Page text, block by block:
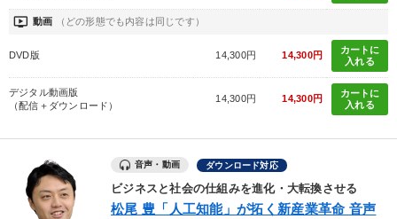
ondemand_video 動画 （どの形態でも内容は同じです）
DVD版 14,300円 14,300円
カートに
入れる
デジタル動画版
（配信＋ダウンロード）
14,300円 14,300円
カートに
入れる
音声・動画 ダウンロード対応
ビジネスと社会の仕組みを進化・大転換させる
松尾 豊「人工知能」が拓く新産業革命 音声